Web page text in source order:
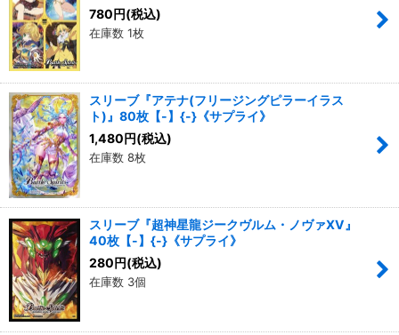
780円(税込)
在庫数 1枚
スリーブ『アテナ(フリージングピラーイラス
ト)』80枚【-】{-}《サプライ》
1,480円(税込)
在庫数 8枚
スリーブ『超神星龍ジークヴルム・ノヴァXV』
40枚【-】{-}《サプライ》
280円(税込)
在庫数 3個